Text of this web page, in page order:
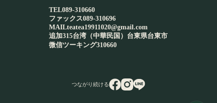
TEL089-310660
ファックス089-310696
MAILteatea19911020@gmail.com
追加315台湾（中華民国）台東県台東市
微信ツーキング310660
つながり続ける